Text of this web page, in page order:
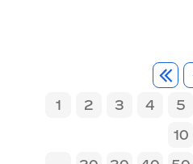
1 2 3 4 5
10